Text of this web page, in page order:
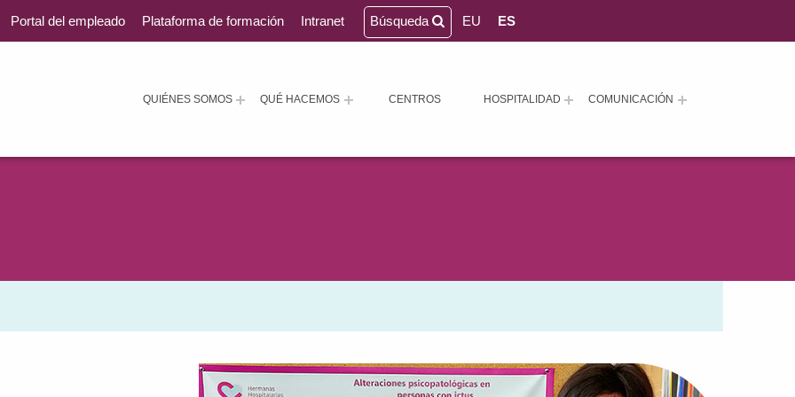
QUIÉNES SOMOS QUÉ HACEMOS CENTROS HOSPITALIDAD COMUNICACIÓN
Portal del empleado Plataforma de formación Intranet Búsqueda EU ES